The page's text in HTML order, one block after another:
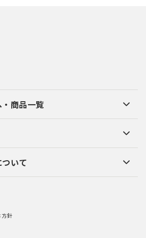
商品一覧
いて
方針